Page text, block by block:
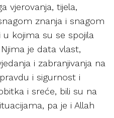
vjerovanja, tijela,
znanja i snagom
kojima su se spojila
je data vlast,
i zabranjivanja na
i sigurnost i
i sreće, bili su na
pa je i Allah